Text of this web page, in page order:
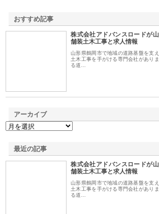
おすすめ記事
株式会社アドバンスロードが
舗装土木工事と求人情報
山形県鶴岡市で地域の道路基盤を支
土木工事を手がける専門会社があり
る道…
アーカイブ
最近の記事
株式会社アドバンスロードが
舗装土木工事と求人情報
山形県鶴岡市で地域の道路基盤を支
土木工事を手がける専門会社があり
る道…